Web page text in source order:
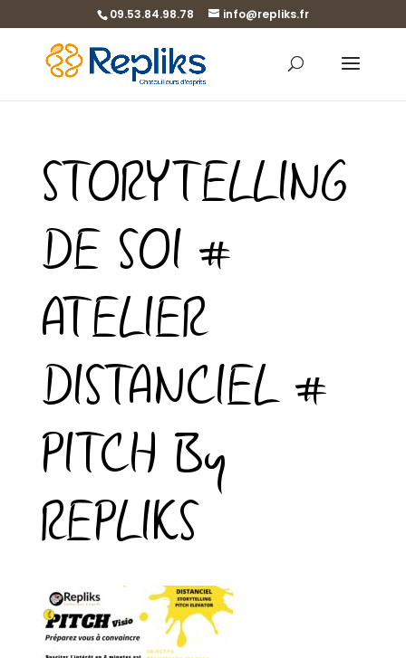
09.53.84.98.78 info@repliks.fr
STORYTELLING
DE SOI #
ATELIER
DISTANCIEL #
PITCH By
REPLIKS